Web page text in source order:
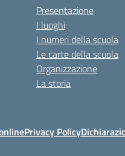
Presentazione
I luoghi
I numeri della scuola
Le carte della scuola
Organizzazione
La storia
Privacy Policy